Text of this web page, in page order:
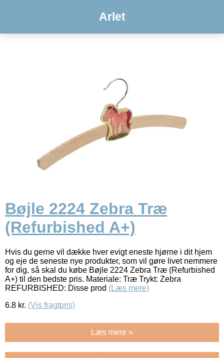
Arlet
Bøjle 2224 Zebra Træ
(Refurbished A+)
Hvis du gerne vil dække hver evigt eneste hjørne i dit hjem
og eje de seneste nye produkter, som vil gøre livet nemmere
for dig, så skal du købe Bøjle 2224 Zebra Træ (Refurbished
A+) til den bedste pris. Materiale: Træ Trykt: Zebra
REFURBISHED: Disse prod (Læs mere)
6.8 kr. (Vis fragtpris)
Læs mere »